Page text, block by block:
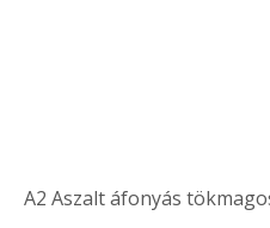
A2 Aszalt áfonyás